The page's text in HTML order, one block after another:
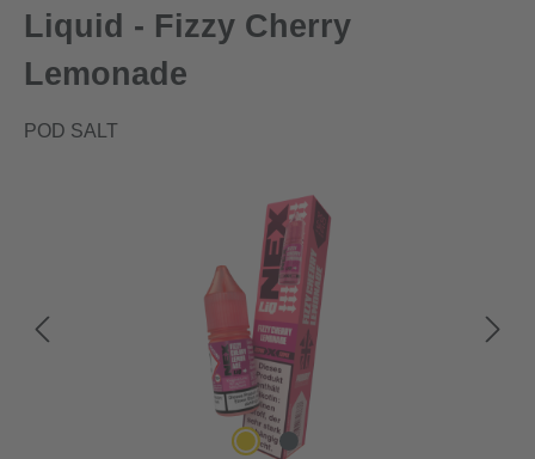
Liquid - Fizzy Cherry
Lemonade
POD SALT